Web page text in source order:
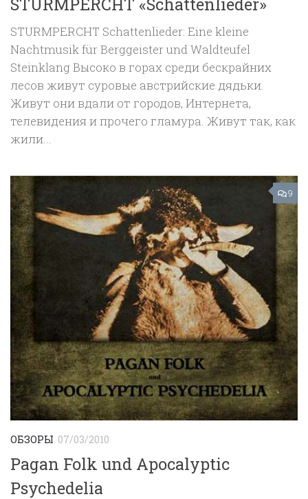
STURMPERCHT Schattenlieder: Eine kleine
Nachtmusik für Berggeister und Waldteufel
Steinklang Высоко в горах среди бескрайних
лесов живут суровые австрийские дядьки.
Живут они вдали от городов, Интернета,
телевидения и прочего гламура. Живут так, как
жили...
9
ОБЗОРЫ 07/03/2010
Pagan Folk und Apocalyptic
Psychedelia